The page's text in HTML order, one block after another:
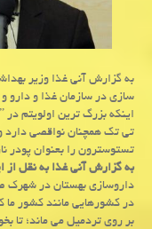
به گزارش آنی غذا وزیر
سازی در سازمان غذا و دارو و
تی تك همچنان نواقصی دارد و
تستوسترون را بعنوان پودر
به گزارش آنی غذا به نقل از
داروسازی بهستان در شهرك
در كشورهایی مانند كشور ما
بر روی تردمیل می ماند؛ تا